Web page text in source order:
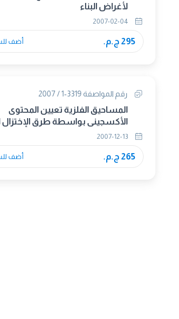
لأغراض البناء
295 ج.م. أضف
رقم المواصفة 3319-1 / 2007
المساحيق الفلزية تعيين المحتوى
الأكسجينى بواسطة طرق الإختزال
الأول : ارشادات عامة
265 ج.م. أضف